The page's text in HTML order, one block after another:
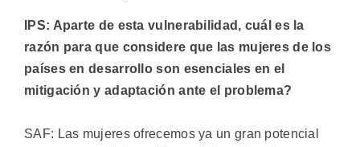
IPS: Aparte de esta vulnerabilidad, cuál es la
razón para que considere que las mujeres de los
países en desarrollo son esenciales en el
mitigación y adaptación ante el problema?
SAF: Las mujeres ofrecemos ya un gran potencial